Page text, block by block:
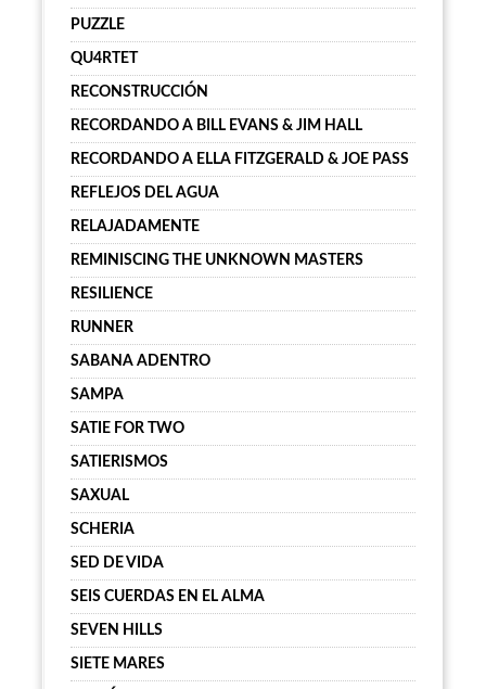
PUZZLE
QU4RTET
RECONSTRUCCIÓN
RECORDANDO A BILL EVANS & JIM HALL
RECORDANDO A ELLA FITZGERALD & JOE PASS
REFLEJOS DEL AGUA
RELAJADAMENTE
REMINISCING THE UNKNOWN MASTERS
RESILIENCE
RUNNER
SABANA ADENTRO
SAMPA
SATIE FOR TWO
SATIERISMOS
SAXUAL
SCHERIA
SED DE VIDA
SEIS CUERDAS EN EL ALMA
SEVEN HILLS
SIETE MARES